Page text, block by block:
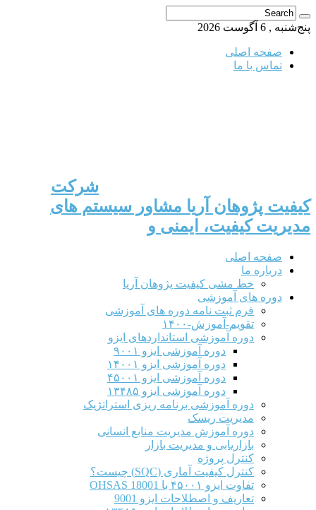
پنج‌شنبه , 6 آگوست 2026
صفحه اصلی
تماس با ما
شرکت
کیفیت پژوهان آریا مشاور سیستم های
مدیریت کیفیت، ایمنی و
صفحه اصلی
درباره ما
خط مشی کیفیت پژوهان آریا
دوره های آموزشی
فرم ثبت نامه دوره های آموزشی
تقویم-آموزش-۱۴۰۰
دوره آموزشی استانداردهای ایزو
دوره آموزشی ایزو ۹۰۰۱
دوره آموزشی ایزو ۱۴۰۰۱
دوره آموزشی ایزو ۴۵۰۰۱
دوره آموزشی ایزو ۱۳۴۸۵
دوره آموزشی برنامه ریزی استراتژیک
مدیریت ریسک
دوره آموزش مدیریت منابع انسانی
بازاریابی و مدیریت بازار
کنترل پروژه
کنترل کیفیت آماری (SQC) چیست؟
تفاوت ایزو ۴۵۰۰۱ با OHSAS 18001
تعاریف و اصطلاحات ایزو 9001